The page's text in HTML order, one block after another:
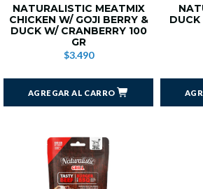
NATURALISTIC MEATMIX
CHICKEN W/ GOJI BERRY &
DUCK W/ CRANBERRY 100
GR
$3.490
AGREGAR AL CARRO